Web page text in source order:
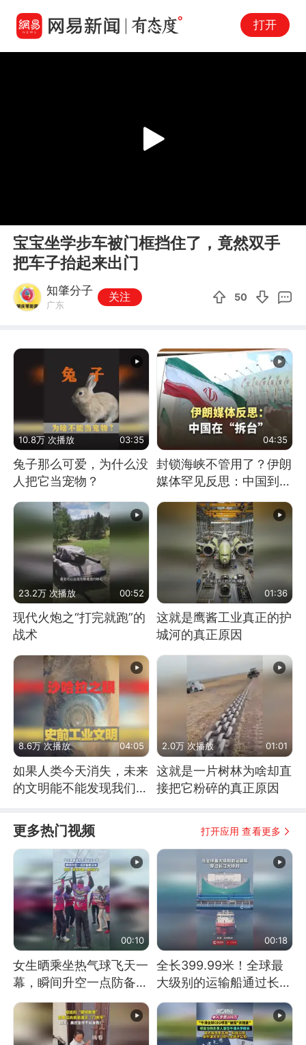
打开
Play
宝宝坐学步车被门框挡住了，竟然双手
把车子抬起来出门
知肇分子
广东
关注 50
10.8万 次播放 03:35
兔子那么可爱，为什么没
人把它当宠物？
04:35
封锁海峡不管用了？伊朗
媒体罕见反思：中国到底
是不是在"拆台"
23.2万 次播放 00:52
现代火炮之“打完就跑”的
战术
01:36
这就是鹰酱工业真正的护
城河的真正原因
8.6万 次播放 04:05
如果人类今天消失，未来
的文明能不能发现我们存
2.0万 次播放 01:01
这就是一片树林为啥却直
接把它粉碎的真正原因
更多热门视频 打开应用 查看更多
00:10
女生晒乘坐热气球飞天一
幕，瞬间升空一点防备都
没有
00:18
全长399.99米！全球最
大级别的运输船通过长江
大桥这一幕，太震撼了！